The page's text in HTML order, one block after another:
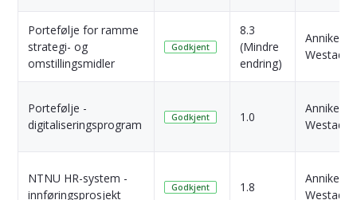
Portefølje for ramme
strategi- og
omstillingsmidler
Godkjent
8.3
(Mindre
endring)
Anniken
Westad
Portefølje -
digitaliseringsprogram
Godkjent 1.0
Anniken
Westad
NTNU HR-system -
innføringsprosjekt
Godkjent 1.8
Anniken
Westad